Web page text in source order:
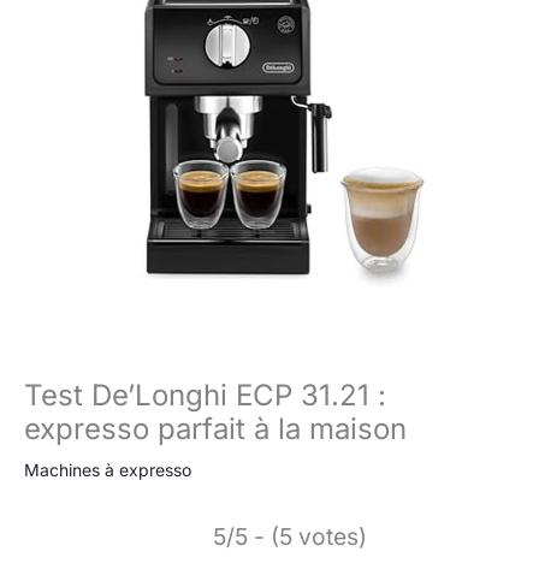
Test De’Longhi ECP 31.21 :
expresso parfait à la maison
Machines à expresso
5/5 - (5 votes)